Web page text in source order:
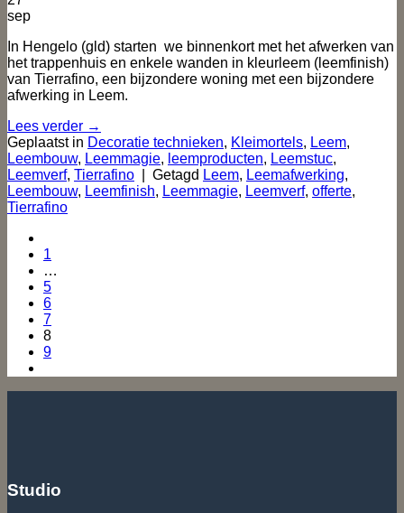
sep
In Hengelo (gld) starten we binnenkort met het afwerken van
het trappenhuis en enkele wanden in kleurleem (leemfinish)
van Tierrafino, een bijzondere woning met een bijzondere
afwerking in Leem.
Lees verder →
Geplaatst in Decoratie technieken, Kleimortels, Leem,
Leembouw, Leemmagie, leemproducten, Leemstuc,
Leemverf, Tierrafino Getagd Leem, Leemafwerking,
Leembouw, Leemfinish, Leemmagie, Leemverf, offerte,
Tierrafino
1
…
5
6
7
8
9
Studio